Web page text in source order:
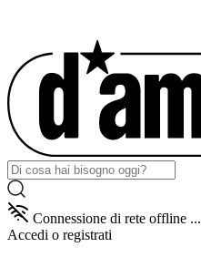
Connessione di rete offline ...
Accedi o registrati